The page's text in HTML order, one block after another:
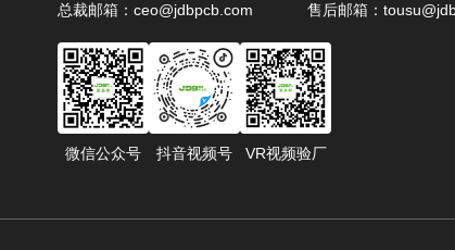
总裁邮箱：ceo@jdbpcb.com
售后邮箱：
微信公众号 抖音视频号 VR视频验厂